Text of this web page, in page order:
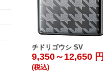
チドリゴウシ SV
9,350～12,650 円
(税込)